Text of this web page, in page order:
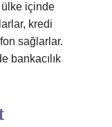
içinde
kredi
sağlarlar.
bankacılık